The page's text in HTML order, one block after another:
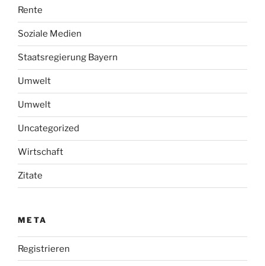
Rente
Soziale Medien
Staatsregierung Bayern
Umwelt
Umwelt
Uncategorized
Wirtschaft
Zitate
META
Registrieren